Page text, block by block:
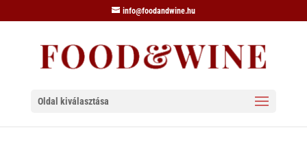
info@foodandwine.hu
Oldal kiválasztása